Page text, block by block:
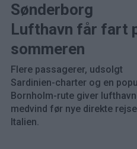
Sønderborg
Lufthavn får fart
sommeren
Flere passagerer, udsolgt
Sardinien-charter og en
Bornholm-rute giver
medvind før nye direkte
Italien.